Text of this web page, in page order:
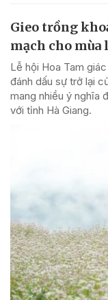
Gieo trồng
mạch cho mùa
Lễ hội Hoa Tam
đánh dấu sự trở lại
mang nhiều ý nghĩa
với tỉnh Hà Giang.